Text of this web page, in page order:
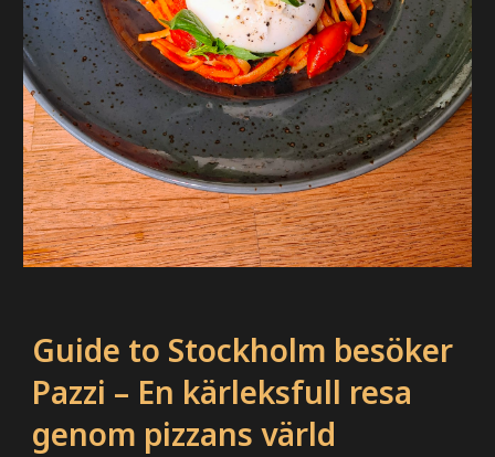
Guide to Stockholm besöker
Pazzi – En kärleksfull resa
genom pizzans värld